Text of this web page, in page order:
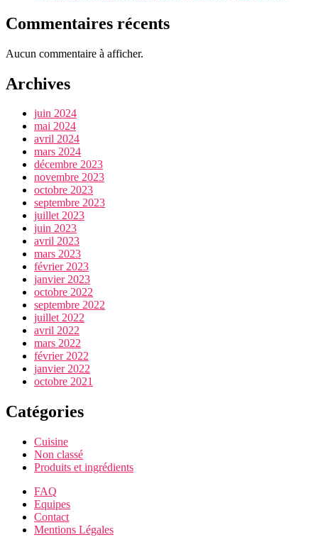
Commentaires récents
Aucun commentaire à afficher.
Archives
juin 2024
mai 2024
avril 2024
mars 2024
décembre 2023
novembre 2023
octobre 2023
septembre 2023
juillet 2023
juin 2023
avril 2023
mars 2023
février 2023
janvier 2023
octobre 2022
septembre 2022
juillet 2022
avril 2022
mars 2022
février 2022
janvier 2022
octobre 2021
Catégories
Cuisine
Non classé
Produits et ingrédients
FAQ
Equipes
Contact
Mentions Légales